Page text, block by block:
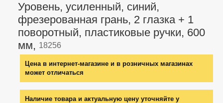
Уровень, усиленный, синий,
фрезерованная грань, 2 глазка + 1
поворотный, пластиковые ручки, 600
мм, 18256
Цена в интернет-магазине и в розничных магазинах
может отличаться
Наличие товара и актуальную цену уточняйте у